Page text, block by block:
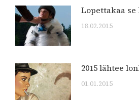
Lopettakaa
18.02.2015
2015 lähtee
01.01.2015